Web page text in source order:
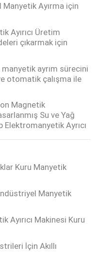
Manyetik Ayırma için
Ayırıcı Üretim
çıkarmak için
manyetik ayrım sürecini
otomatik çalışma ile
Magnetik
Su ve Yağ
Ayrıcı
Kuru Manyetik
Manyetik
Ayırıcı Makinesi Kuru
İçin Akıllı